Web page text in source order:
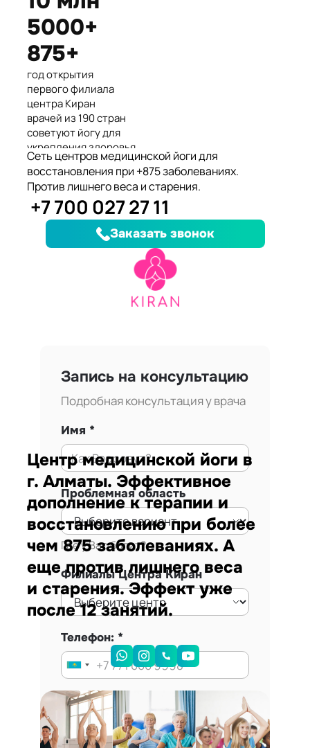
Международные призеры 2-го
Азиатского Чемпионата по
йогасана спорт и единственные
представители Казахстана.
5000+
875+
год открытия
первого филиала
центра Киран
врачей из 190 стран
советуют йогу для
укрепления здоровья
клиентов улучшили
здоровье и
качество жизни
заболеваний, при
которых йога
дополняет лечение
Сеть центров медицинской йоги для
восстановления при +875 заболеваниях.
Против лишнего веса и старения.
+7 700 027 27 11
Заказать звонок
Запись на консультацию
Подробная консультация у врача
Имя
Проблемная область
Где у Вас болит?
Филиалы Центра Киран
Телефон:
Запись на консультацию
Центр медицинской йоги в
г. Алматы. Эффективное
дополнение к терапии и
восстановлению при более
чем 875 заболеваниях. А
еще против лишнего веса
и старения. Эффект уже
после 12 занятий.